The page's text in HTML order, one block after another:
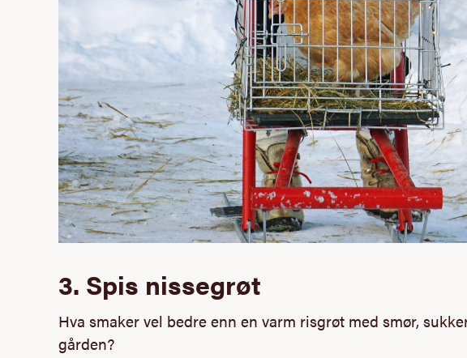
3. Spis nissegrøt
Hva smaker vel bedre enn en varm risgrøt med smør,
gården?